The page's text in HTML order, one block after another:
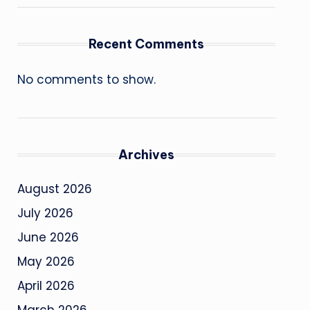
Recent Comments
No comments to show.
Archives
August 2026
July 2026
June 2026
May 2026
April 2026